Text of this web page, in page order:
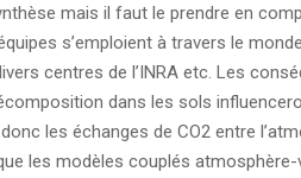
mais il faut le prendre en
s’emploient à travers le
centres de l’INRA etc. Les
dans les sols
les échanges de CO2 entre
les modèles couplés